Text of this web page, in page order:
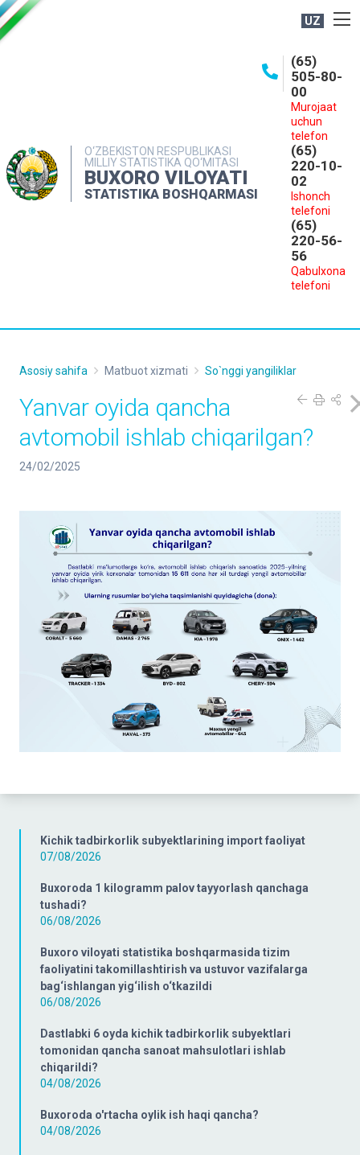
UZ
O‘ZBEKISTON RESPUBLIKASI
MILLIY STATISTIKA QO‘MITASI
BUXORO VILOYATI
STATISTIKA BOSHQARMASI
(65)
505-80-
00
Murojaat
uchun
telefon
(65)
220-10-
02
Ishonch
telefoni
(65)
220-56-
56
Qabulxona
telefoni
MATBUOT XIZMATI
MUROJAATLAR
Kichik tadbirkorlik subyektlarining import faoliyat
07/08/2026
Buxoroda 1 kilogramm palov tayyorlash qanchaga
tushadi?
06/08/2026
Buxoro viloyati statistika boshqarmasida tizim
faoliyatini takomillashtirish va ustuvor vazifalarga
bag‘ishlangan yig‘ilish o‘tkazildi
06/08/2026
Dastlabki 6 oyda kichik tadbirkorlik subyektlari
tomonidan qancha sanoat mahsulotlari ishlab
chiqarildi?
04/08/2026
Buxoroda o'rtacha oylik ish haqi qancha?
04/08/2026
Asosiy sahifa Matbuot xizmati So`nggi yangiliklar
Yanvar oyida qancha
avtomobil ishlab chiqarilgan?
24/02/2025